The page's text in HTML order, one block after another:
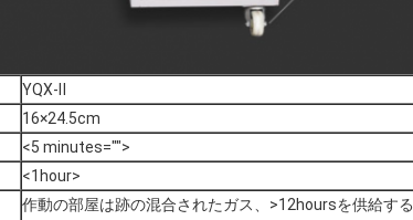
YQX-Ⅱ
16×24.5cm
<5 minutes="">
<1hour>
作動の部屋は跡の混合されたガス、>12hoursを供給する